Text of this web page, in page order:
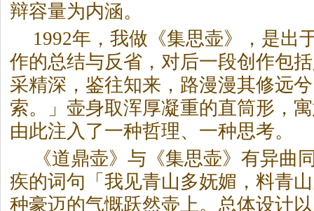
辩容量为内涵。
1992年，我做《集思壶》，是出
作的总结与反省，对后一段创作包
采精深，鉴往知来，路漫漫其修远
索。」壶身取浑厚凝重的直筒形，
由此注入了一种哲理、一种思考。
《道鼎壶》与《集思壶》有异曲
疾的词句「我见青山多妩媚，料青
种豪迈的气慨跃然壶上。总体设计